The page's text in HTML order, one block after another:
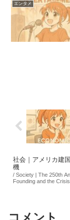
エンタメ
社会｜アメリカ建
機
/ Society | The 250th
Founding and the
コメント